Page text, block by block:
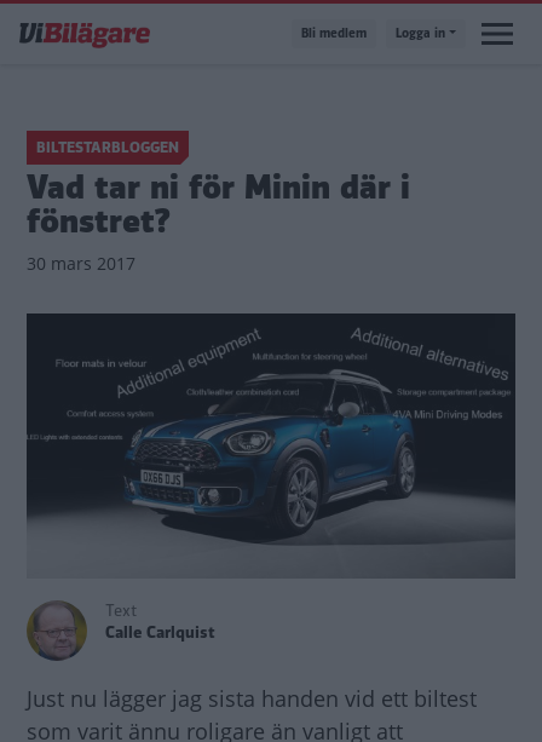
till
Bli medlem Logga in
BILTESTARBLOGGEN
Vad tar ni för Minin där i
fönstret?
30 mars 2017
Text
Calle Carlquist
Just nu lägger jag sista handen vid ett biltest
som varit ännu roligare än vanligt att